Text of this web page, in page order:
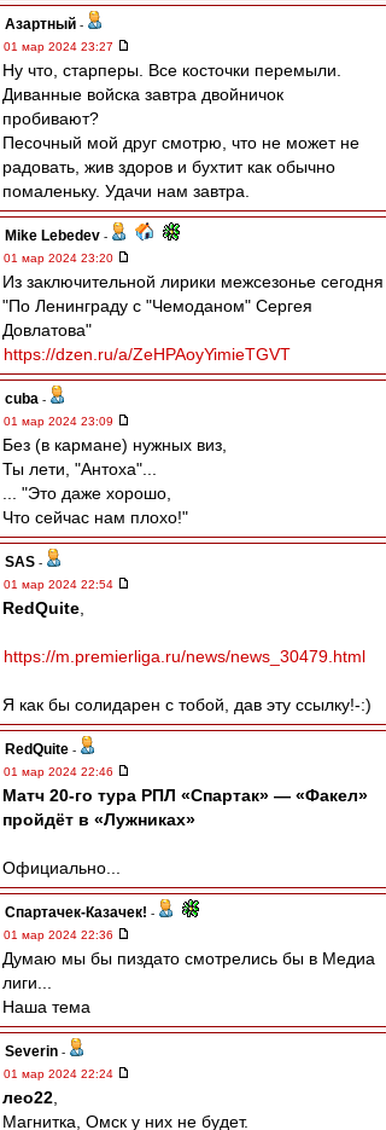
Азартный -
01 мар 2024 23:27
Ну что, старперы. Все косточки перемыли.
Диванные войска завтра двойничок
пробивают?
Песочный мой друг смотрю, что не может не
радовать, жив здоров и бухтит как обычно
помаленьку. Удачи нам завтра.
Mike Lebedev -
01 мар 2024 23:20
Из заключительной лирики межсезонье сегодня
"По Ленинграду с "Чемоданом" Сергея
Довлатова"
https://dzen.ru/a/ZeHPAoyYimieTGVT
cuba -
01 мар 2024 23:09
Без (в кармане) нужных виз,
Ты лети, "Антоха"...
... "Это даже хорошо,
Что сейчас нам плохо!"
SAS -
01 мар 2024 22:54
RedQuite
https://m.premierliga.ru/news/news_30479.html
Я как бы солидарен с тобой, дав эту ссылку!-:)
RedQuite -
01 мар 2024 22:46
Матч 20-го тура РПЛ «Спартак» — «Факел»
пройдёт в «Лужниках»
Официально...
Спартачек-Казачек! -
01 мар 2024 22:36
Думаю мы бы пиздато смотрелись бы в Медиа
лиги...
Наша тема
Severin -
01 мар 2024 22:24
лео22
Магнитка, Омск у них не будет.